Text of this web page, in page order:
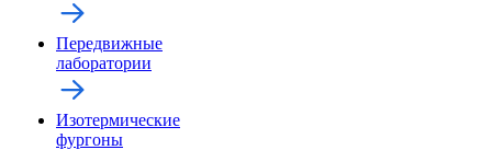
Передвижные
лаборатории
Изотермические
фургоны